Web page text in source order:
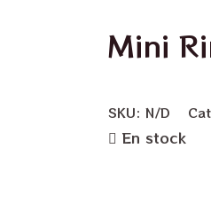
Mini
SKU: N/D
En stock